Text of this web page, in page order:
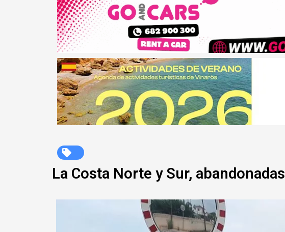
La Costa Norte y Sur, abandonadas